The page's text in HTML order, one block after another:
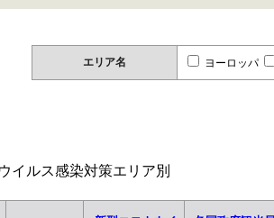
エリア名 ヨーロッパ
イルス感染対策エリア別